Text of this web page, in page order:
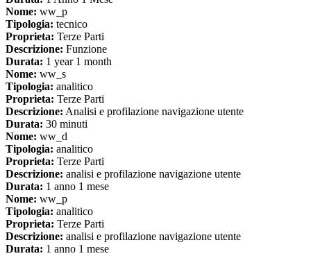
Nome: ww_p
Tipologia: tecnico
Proprieta: Terze Parti
Descrizione: Funzione
Durata: 1 year 1 month
Nome: ww_s
Tipologia: analitico
Proprieta: Terze Parti
Descrizione: Analisi e profilazione navigazione utente
Durata: 30 minuti
Nome: ww_d
Tipologia: analitico
Proprieta: Terze Parti
Descrizione: analisi e profilazione navigazione utente
Durata: 1 anno 1 mese
Nome: ww_p
Tipologia: analitico
Proprieta: Terze Parti
Descrizione: analisi e profilazione navigazione utente
Durata: 1 anno 1 mese